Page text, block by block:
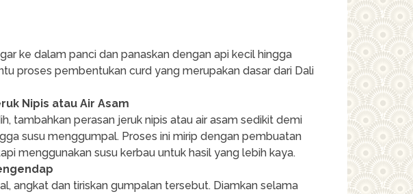
ke dalam panci dan panaskan dengan api kecil hingga
proses pembentukan curd yang merupakan dasar dari Dali
Nipis atau Air Asam
tambahkan perasan jeruk nipis atau air asam sedikit demi
susu menggumpal. Proses ini mirip dengan pembuatan
menggunakan susu kerbau untuk hasil yang lebih kaya.
angkat dan tiriskan gumpalan tersebut. Diamkan selama